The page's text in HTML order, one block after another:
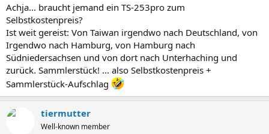
:
Achja... braucht jemand ein TS-253pro zum
Selbstkostenpreis?
Ist weit gereist: Von Taiwan irgendwo nach Deutschland, von
Irgendwo nach Hamburg, von Hamburg nach
Südniedersachsen und von dort nach Unterhaching und
zurück. Sammlerstück! ... also Selbstkostenpreis +
Sammlerstück-Aufschlag
tiermutter
Well-known member